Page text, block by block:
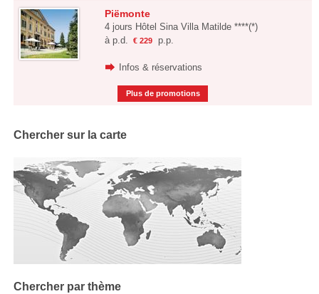
Piëmonte
4 jours Hôtel Sina Villa Matilde ****(*)
à p.d.
€ 229p.p.
Infos & réservations
Plus de promotions
Chercher sur la carte
Chercher par thème